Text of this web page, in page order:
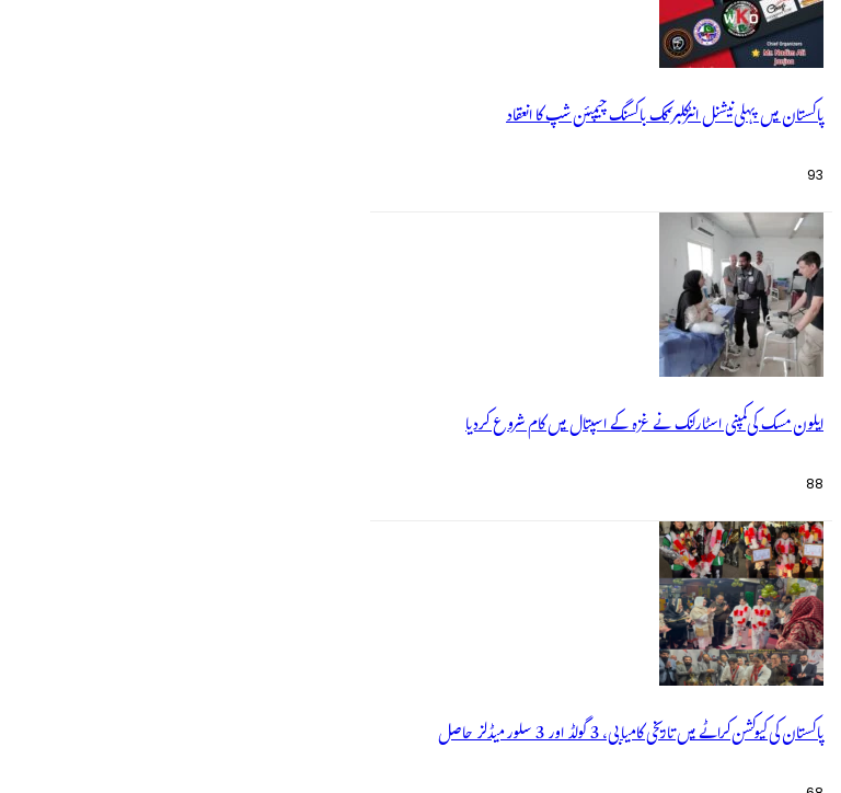
پاکستان میں پہلی نیشنل انٹرکلبز کک باکسنگ چیمپئن شپ کا انعقاد
93
ایلون مسک کی کمپنی اسٹارلنک نے غزہ کے اسپتال میں کام شروع کردیا
88
پاکستان کی کیوکشن کراٹے میں تاریخی کامیابی، 3 گولڈ اور 3 سلور میڈلز حاصل